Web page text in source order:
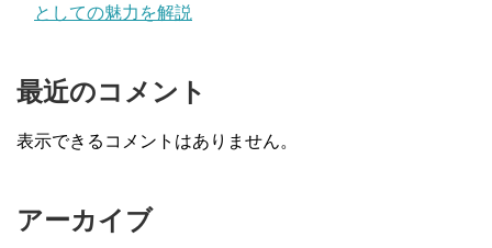
としての魅力を解説
最近のコメント
表示できるコメントはありません。
アーカイブ